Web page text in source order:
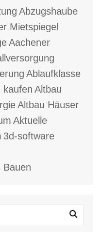
Abzugshaube
Mietspiegel
Aachener
Ablaufklasse
kaufen Altbau
Altbau Häuser
Aktuelle
3d-software
Bauen